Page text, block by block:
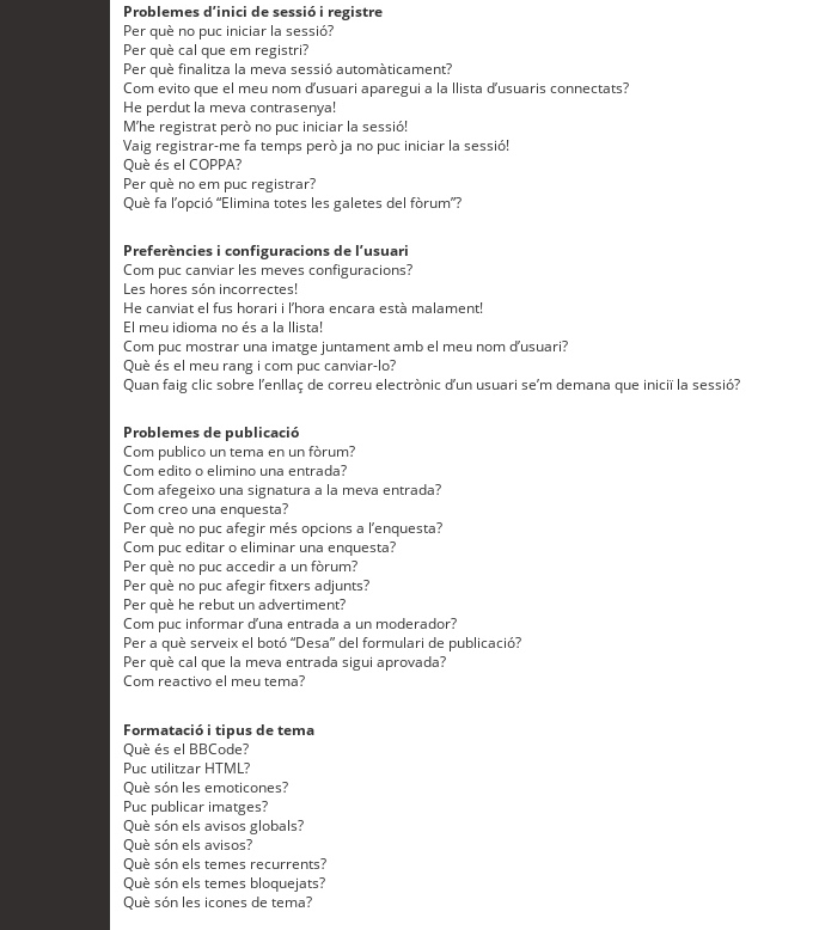
Problemes d’inici de sessió i registre
Per què no puc iniciar la sessió?
Per què cal que em registri?
Per què finalitza la meva sessió automàticament?
Com evito que el meu nom d’usuari aparegui a la llista d’usuaris connectats?
He perdut la meva contrasenya!
M’he registrat però no puc iniciar la sessió!
Vaig registrar-me fa temps però ja no puc iniciar la sessió!
Què és el COPPA?
Per què no em puc registrar?
Què fa l’opció “Elimina totes les galetes del fòrum”?
Preferències i configuracions de l’usuari
Com puc canviar les meves configuracions?
Les hores són incorrectes!
He canviat el fus horari i l’hora encara està malament!
El meu idioma no és a la llista!
Com puc mostrar una imatge juntament amb el meu nom d’usuari?
Què és el meu rang i com puc canviar-lo?
Quan faig clic sobre l’enllaç de correu electrònic d’un usuari se’m demana que iniciï la sessió?
Problemes de publicació
Com publico un tema en un fòrum?
Com edito o elimino una entrada?
Com afegeixo una signatura a la meva entrada?
Com creo una enquesta?
Per què no puc afegir més opcions a l’enquesta?
Com puc editar o eliminar una enquesta?
Per què no puc accedir a un fòrum?
Per què no puc afegir fitxers adjunts?
Per què he rebut un advertiment?
Com puc informar d’una entrada a un moderador?
Per a què serveix el botó “Desa” del formulari de publicació?
Per què cal que la meva entrada sigui aprovada?
Com reactivo el meu tema?
Formatació i tipus de tema
Què és el BBCode?
Puc utilitzar HTML?
Què són les emoticones?
Puc publicar imatges?
Què són els avisos globals?
Què són els avisos?
Què són els temes recurrents?
Què són els temes bloquejats?
Què són les icones de tema?